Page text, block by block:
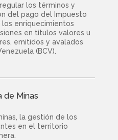
los términos y
del pago del Impuesto
los enriquecimientos
en títulos valores u
emitidos y avalados
(BCV).
de Minas
la gestión de los
en el territorio